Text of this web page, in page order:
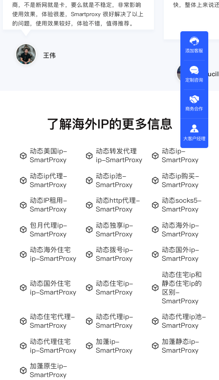
商，不是断网就是卡，要么就是不稳定，非常影响
使用效果，体验很差，Smartproxy 很好解决了以上
的问题，使用效果较好，体验不错，值得推荐。
王伟
快，整体上来说
了解海外IP的更多信息
动态美国ip-
SmartProxy
动态转发代理
ip-SmartProxy
动态ip-
SmartProxy
动态ip代理-
SmartProxy
动态ip池-
SmartProxy
动态ip购买-
SmartProxy
动态IP租用-
SmartProxy
动态http代理-
SmartProxy
动态socks5-
SmartProxy
包月代理ip-
SmartProxy
动态独享ip-
SmartProxy
动态海外ip-
SmartProxy
动态海外住宅
ip-SmartProxy
动态拨号ip-
SmartProxy
动态国外ip-
SmartProxy
动态国外住宅
ip-SmartProxy
动态住宅ip-
SmartProxy
动态住宅ip和
静态住宅ip的
区别-
SmartProxy
动态住宅代理-
SmartProxy
动态代理ip-
SmartProxy
动态代理ip池-
SmartProxy
动态代理住宅
ip-SmartProxy
加蓬ip-
SmartProxy
加蓬静态ip-
SmartProxy
加蓬原生ip-
SmartProxy
添加客服
定制咨询
商务合作
大客户经理